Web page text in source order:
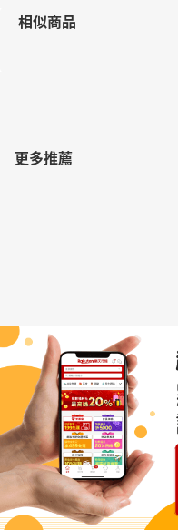
相似商品
更多推薦